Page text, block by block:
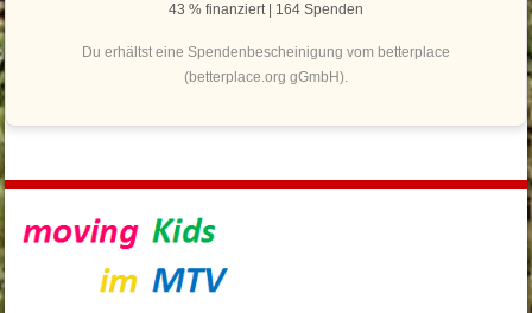
43 % finanziert | 164 Spenden
Du erhältst eine Spendenbescheinigung vom betterplace
(betterplace.org gGmbH).